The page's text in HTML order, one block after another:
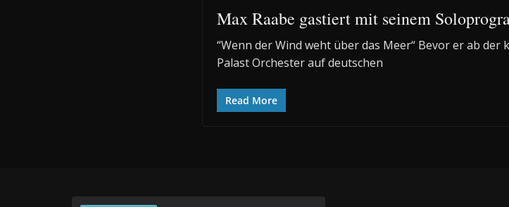
Max Raabe gastiert mit seinem
“Wenn der Wind weht über das Meer“ Bevor er ab der
Palast Orchester auf deutschen
Read More